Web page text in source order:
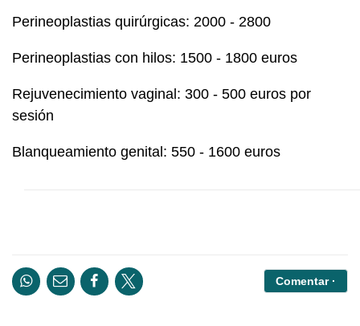
Perineoplastias quirúrgicas: 2000 - 2800
Perineoplastias con hilos: 1500 - 1800 euros
Rejuvenecimiento vaginal: 300 - 500 euros por
sesión
Blanqueamiento genital: 550 - 1600 euros
Comentar ·